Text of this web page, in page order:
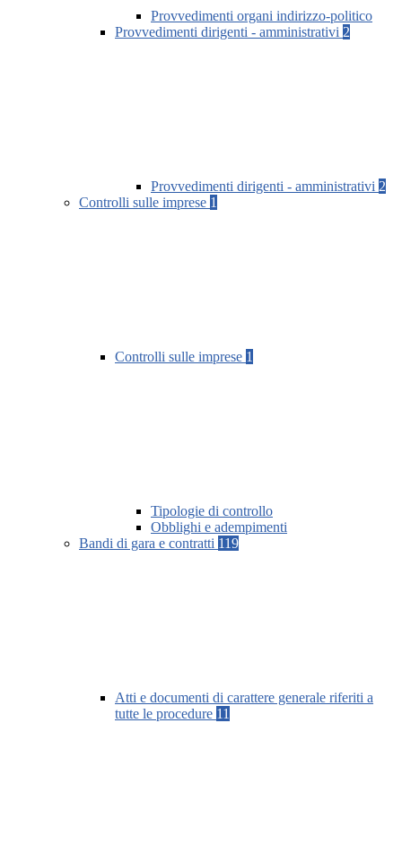
Provvedimenti organi indirizzo-politico
Provvedimenti dirigenti - amministrativi 2
Provvedimenti dirigenti - amministrativi 2
Controlli sulle imprese 1
Controlli sulle imprese 1
Tipologie di controllo
Obblighi e adempimenti
Bandi di gara e contratti 119
Atti e documenti di carattere generale riferiti a
tutte le procedure 11